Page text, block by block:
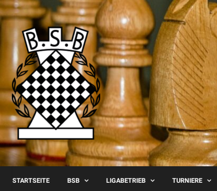
Skip
to
content
STARTSEITE BSB LIGABETRIEB TURNIERE